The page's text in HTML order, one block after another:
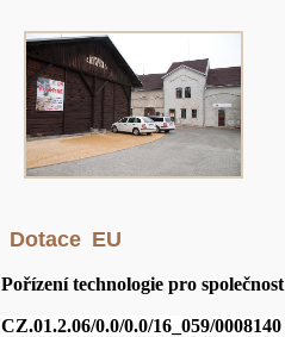
Dotace EU
Pořízení technologie pro
CZ.01.2.06/0.0/0.0/16_059/0008140